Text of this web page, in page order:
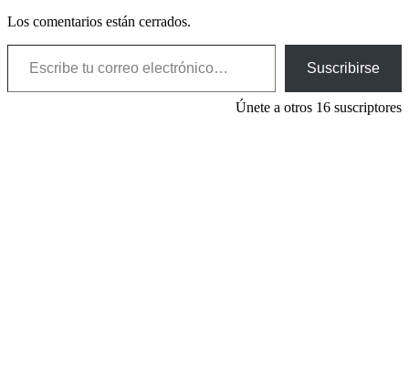
Los comentarios están cerrados.
Escribe tu correo electrónico…
Suscribirse
Únete a otros 16 suscriptores